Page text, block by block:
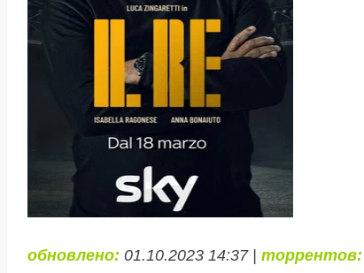
обновлено: 01.10.2023 14:37 | торрентов: